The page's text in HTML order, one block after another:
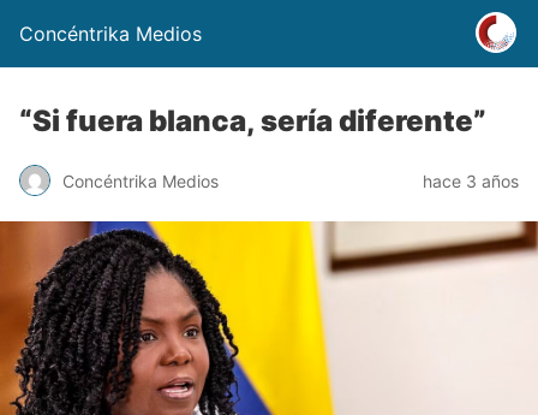
Concéntrika Medios
“Si fuera blanca, sería diferente”
Concéntrika Medios hace 3 años